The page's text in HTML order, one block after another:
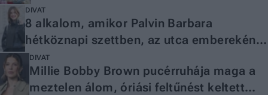
tűpontosan elárulja
DIVAT
8 alkalom, amikor Palvin Barbara
hétköznapi szettben, az utca embereként
is mindenkit túlragyogott
DIVAT
Millie Bobby Brown pucérruhája maga a
meztelen álom, óriási feltűnést keltett